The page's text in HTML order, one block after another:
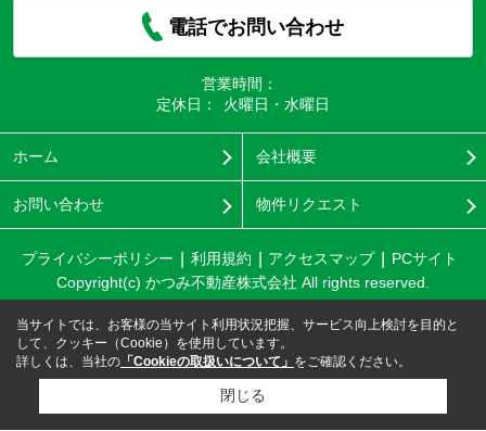
電話でお問い合わせ
営業時間：
定休日：
火曜日・水曜日
ホーム 会社概要
お問い合わせ 物件リクエスト
プライバシーポリシー 利用規約 アクセスマップ
PCサイト
Copyright(c) かつみ不動産株式会社 All rights reserved.
当サイトでは、お客様の当サイト利用状況把握、サービス向上検討を目的と
して、クッキー（Cookie）を使用しています。
詳しくは、当社の 「Cookieの取扱いについて」 をご確認ください。
閉じる